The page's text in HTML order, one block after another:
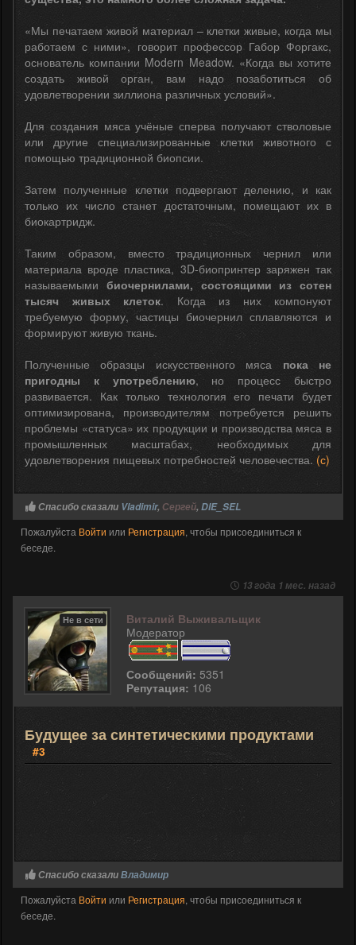
«Мы печатаем живой материал – клетки живые, когда мы
работаем с ними», говорит профессор Габор Форгакс,
основатель компании Modern Meadow. «Когда вы хотите
создать живой орган, вам надо позаботиться об
удовлетворении зиллиона различных условий».
Для создания мяса учёные сперва получают стволовые
или другие специализированные клетки животного с
помощью традиционной биопсии.
Затем полученные клетки подвергают делению, и как
только их число станет достаточным, помещают их в
биокартридж.
Таким образом, вместо традиционных чернил или
материала вроде пластика, 3D-биопринтер заряжен так
называемыми биочернилами, состоящими из сотен
тысяч живых клеток. Когда из них компонуют
требуемую форму, частицы биочернил сплавляются и
формируют живую ткань.
Полученные образцы искусственного мяса пока не
пригодны к употреблению, но процесс быстро
развивается. Как только технология его печати будет
оптимизирована, производителям потребуется решить
проблемы «статуса» их продукции и производства мяса в
промышленных масштабах, необходимых для
удовлетворения пищевых потребностей человечества. (с)
Спасибо сказали Vladimir, Сергей, DIE_SEL
Пожалуйста Войти или Регистрация, чтобы присоединиться к
беседе.
13 года 1 мес. назад
Не в сети
Виталий Выживальщик
Модератор
Сообщений: 5351
Репутация: 106
Будущее за синтетическими продуктами
#3
Спасибо сказалиВладимир
Пожалуйста Войти или Регистрация, чтобы присоединиться к
беседе.